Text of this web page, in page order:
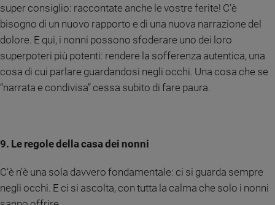
super consiglio: raccontate anche le vostre ferite! C’è
bisogno di un nuovo rapporto e di una nuova narrazione del
dolore. E qui, i nonni possono sfoderare uno dei loro
superpoteri più potenti: rendere la sofferenza autentica, una
cosa di cui parlare guardandosi negli occhi. Una cosa che se
“narrata e condivisa” cessa subito di fare paura.
9. Le regole della casa dei nonni
C’è n’è una sola davvero fondamentale: ci si guarda sempre
negli occhi. E ci si ascolta, con tutta la calma che solo i nonni